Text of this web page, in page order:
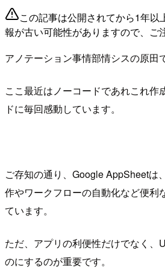
この記事は公開されてから1年以
報が古い可能性がありますので、ご
アノテーション事情部情シスの原田
ここ最近はノーコードであれこれ作
ドに毎回感動しています。
ご存知の通り、Google AppSheetは
作やワークフローの自動化など便利
ています。
ただ、アプリの利便性だけでなく、
のにするのが重要です。